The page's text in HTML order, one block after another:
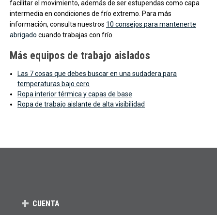
facilitar el movimiento, además de ser estupendas como capa
intermedia en condiciones de frío extremo. Para más
información, consulta nuestros 10 consejos para mantenerte
abrigado cuando trabajas con frío.
Más equipos de trabajo aislados
Las 7 cosas que debes buscar en una sudadera para
temperaturas bajo cero
Ropa interior térmica y capas de base
Ropa de trabajo aislante de alta visibilidad
CUENTA